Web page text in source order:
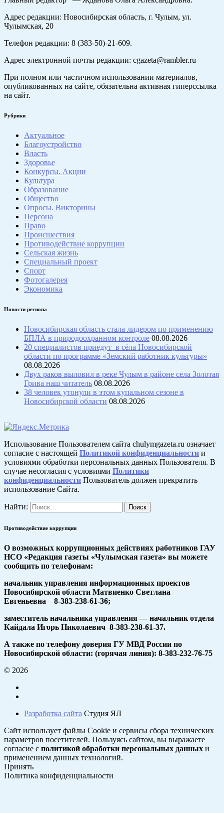
Адрес редакции: Новосибирская область, г. Чулым, ул.
Чулымская, 20
Телефон редакции: 8 (383-50)-21-609.
Адрес электронной почты редакции: cgazeta@rambler.ru
При полном или частичном использовании материалов,
опубликованных на сайте, обязательна активная гиперссылка
на сайт.
Рубрики
Актуальное
Благоустройство
Власть
Здоровье
Конкурсы. Акции
Культура
Образование
Общество
Опросы. Викторины
Персона
Право
Происшествия
Противодействие коррупции
Сельская жизнь
Специальный проект
Спорт
Фотогалерея
Экономика
Новости региона
Новосибирская область стала лидером по применению
БПЛА в природоохранном контроле 08.08.2026
20 специалистов приедут в сёла Новосибирской
области по программе «Земский работник культуры»
08.08.2026
Двух раков выловил в реке Чулым в районе села Золотая
Грива наш читатель 08.08.2026
38 человек утонули в этом купальном сезоне в
Новосибирской области 08.08.2026
Использование Пользователем сайта chulymgazeta.ru означает
согласие с настоящей Политикой конфиденциальности и
условиями обработки персональных данных Пользователя. В
случае несогласия с условиями Политики
конфиденциальности Пользователь должен прекратить
использование Сайта.
Найти:
Противодействие коррупции
О возможных коррупционных действиях работников ГАУ
НСО «Редакция газеты «Чулымская газета» вы можете
сообщить по телефонам:
начальник управления информационных проектов
Новосибирской области Матвиенко Светлана
Евгеньевна 8-383-238-61-36;
заместитель начальника управления — начальник отдела
Кайдала Игорь Николаевич 8-383-238-61-37.
А также по телефону доверия ГУ МВД России по
Новосибирской области: (горячая линия): 8-383-232-76-75
© 2026
Разработка сайта Студия ЯЛ
Сайт использует файлы Cookie и сервисы сбора технических
параметров посетителей. Пользуясь сайтом, вы выражаете
согласие с политикой обработки персональных данных и
применением данных технологий.
Принять
Политика конфиденциальности